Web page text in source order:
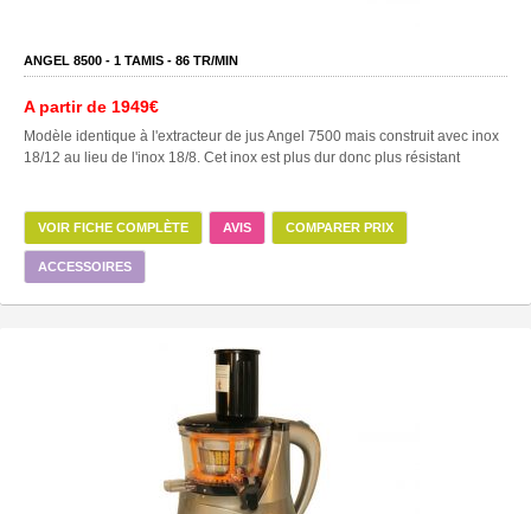
ANGEL 8500 - 1 TAMIS - 86 TR/MIN
A partir de 1949€
Modèle identique à l'extracteur de jus Angel 7500 mais construit avec inox
18/12 au lieu de l'inox 18/8. Cet inox est plus dur donc plus résistant
VOIR FICHE COMPLÈTE AVIS COMPARER PRIX
ACCESSOIRES